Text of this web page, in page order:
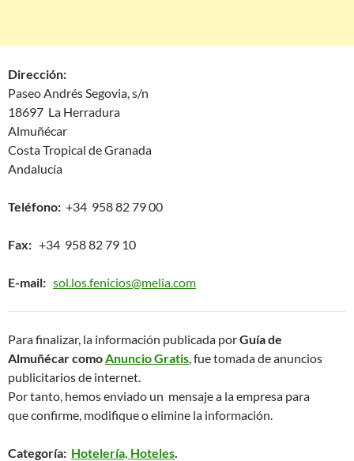
Dirección:
Paseo Andrés Segovia, s/n
18697 La Herradura
Almuñécar
Costa Tropical de Granada
Andalucía
Teléfono: +34 958 82 79 00
Fax: +34 958 82 79 10
E-mail: sol.los.fenicios@melia.com
Para finalizar, la información publicada porGuía de
Almuñécar como Anuncio Gratis , fue tomada de anuncios
publicitarios de internet.
Por tanto, hemos enviado un mensaje a la empresa para
que confirme, modifique o elimine la información.
Categoría: Hotelería, Hoteles